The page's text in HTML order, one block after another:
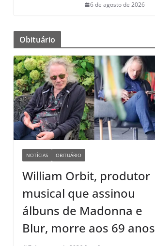
6 de agosto de 2026
Obituário
NOTÍCIAS OBITUÁRIO
William Orbit, produtor
musical que assinou
álbuns de Madonna e
Blur, morre aos 69 anos